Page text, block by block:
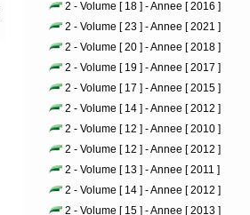
2 - Volume [ 18 ] - Annee [ 2016 ]
2 - Volume [ 23 ] - Annee [ 2021 ]
2 - Volume [ 20 ] - Annee [ 2018 ]
2 - Volume [ 19 ] - Annee [ 2017 ]
2 - Volume [ 17 ] - Annee [ 2015 ]
2 - Volume [ 14 ] - Annee [ 2012 ]
2 - Volume [ 12 ] - Annee [ 2010 ]
2 - Volume [ 12 ] - Annee [ 2012 ]
2 - Volume [ 13 ] - Annee [ 2011 ]
2 - Volume [ 14 ] - Annee [ 2012 ]
2 - Volume [ 15 ] - Annee [ 2013 ]